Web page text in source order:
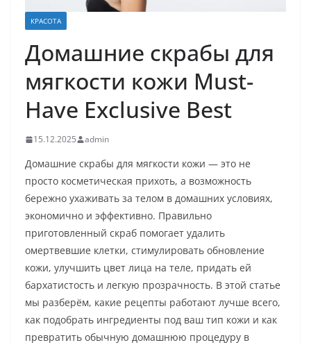
КРАСОТА
Домашние скрабы для
мягкости кожи Must-
Have Exclusive Best
15.12.2025 admin
Домашние скрабы для мягкости кожи — это не
просто косметическая прихоть, а возможность
бережно ухаживать за телом в домашних условиях,
экономично и эффективно. Правильно
приготовленный скраб помогает удалить
омертвевшие клетки, стимулировать обновление
кожи, улучшить цвет лица на теле, придать ей
бархатистость и легкую прозрачность. В этой статье
мы разберём, какие рецепты работают лучше всего,
как подобрать ингредиенты под ваш тип кожи и как
превратить обычную домашнюю процедуру в